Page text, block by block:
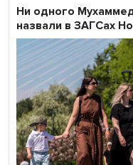
Ни одного
назвали в ЗАГСах